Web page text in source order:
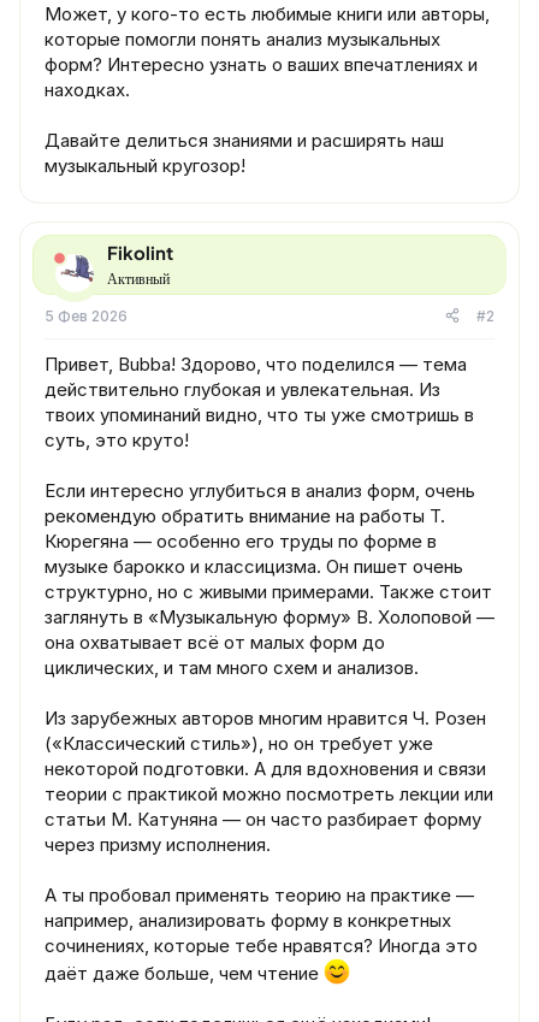
Может, у кого-то есть любимые книги или авторы,
которые помогли понять анализ музыкальных
форм? Интересно узнать о ваших впечатлениях и
находках.
Давайте делиться знаниями и расширять наш
музыкальный кругозор!
Fikolint
Активный
5 Фев 2026 #2
Привет, Bubba! Здорово, что поделился — тема
действительно глубокая и увлекательная. Из
твоих упоминаний видно, что ты уже смотришь в
суть, это круто!
Если интересно углубиться в анализ форм, очень
рекомендую обратить внимание на работы Т.
Кюрегяна — особенно его труды по форме в
музыке барокко и классицизма. Он пишет очень
структурно, но с живыми примерами. Также стоит
заглянуть в «Музыкальную форму» В. Холоповой —
она охватывает всё от малых форм до
циклических, и там много схем и анализов.
Из зарубежных авторов многим нравится Ч. Розен
(«Классический стиль»), но он требует уже
некоторой подготовки. А для вдохновения и связи
теории с практикой можно посмотреть лекции или
статьи М. Катуняна — он часто разбирает форму
через призму исполнения.
А ты пробовал применять теорию на практике —
например, анализировать форму в конкретных
сочинениях, которые тебе нравятся? Иногда это
даёт даже больше, чем чтение